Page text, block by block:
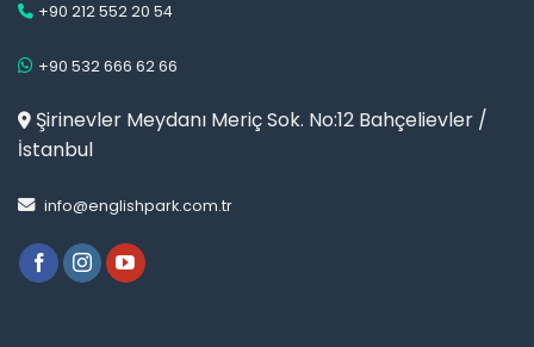
+90 212 552 20 54
+90 532 666 62 66
Şirinevler Meydanı Meriç Sok. No:12 Bahçelievler /
İstanbul
info@englishpark.com.tr